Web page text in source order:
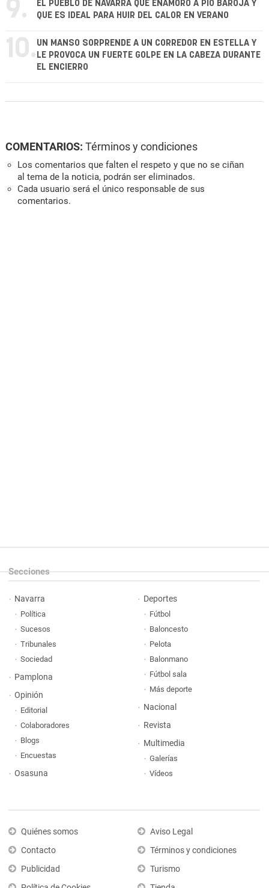
9.
EL PUEBLO DE NAVARRA QUE ENAMORÓ A PÍO BAROJA Y
QUE ES IDEAL PARA HUIR DEL CALOR EN VERANO
10. UN MANSO SORPRENDE A UN CORREDOR EN ESTELLA Y
LE PROVOCA UN FUERTE GOLPE EN LA CABEZA DURANTE
EL ENCIERRO
COMENTARIOS: Términos y condiciones
Los comentarios que falten el respeto y que no se ciñan
al tema de la noticia, podrán ser eliminados.
Cada usuario será el único responsable de sus
comentarios.
Secciones
Navarra
Política
Sucesos
Tribunales
Sociedad
Pamplona
Opinión
Editorial
Colaboradores
Blogs
Encuestas
Osasuna
Deportes
Fútbol
Baloncesto
Pelota
Balonmano
Fútbol sala
Más deporte
Nacional
Revista
Multimedia
Galerías
Vídeos
Quiénes somos
Contacto
Publicidad
Aviso Legal
Términos y condiciones
Turismo